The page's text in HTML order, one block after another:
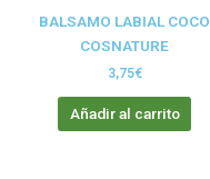
BALSAMO LABIAL COCO
COSNATURE
3,75€
Añadir al carrito